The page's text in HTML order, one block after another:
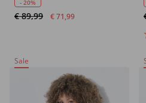
rits
- 20%
€ 89,99 € 71,99
Sale